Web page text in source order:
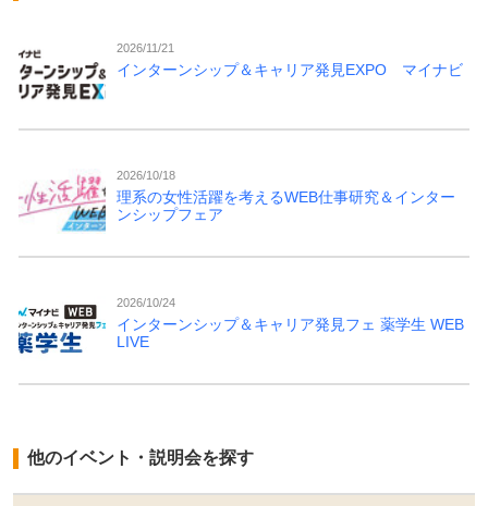
2026/11/21
インターンシップ＆キャリア発見EXPO マイナビ
2026/10/18
理系の女性活躍を考えるWEB仕事研究＆インター
ンシップフェア
2026/10/24
インターンシップ＆キャリア発見フェ 薬学生 WEB
LIVE
他のイベント・説明会を探す